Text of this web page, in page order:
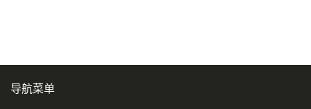
导航菜单